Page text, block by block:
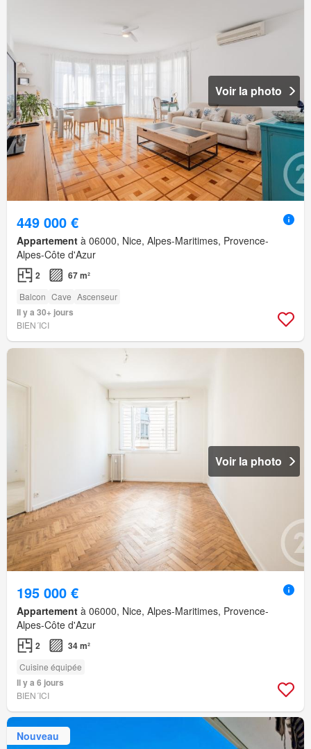
Voir la photo
449 000 €
Appartement à 06000, Nice, Alpes-Maritimes, Provence-
Alpes-Côte d'Azur
2 67 m²
Balcon Cave Ascenseur
Il y a 30+ jours
BIEN´ICI
Voir la photo
195 000 €
Appartement à 06000, Nice, Alpes-Maritimes, Provence-
Alpes-Côte d'Azur
2 34 m²
Cuisine équipée
Il y a 6 jours
BIEN´ICI
Nouveau